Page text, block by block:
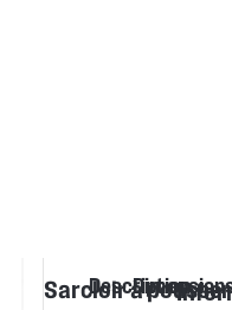
Sarcloir à pousser
Description